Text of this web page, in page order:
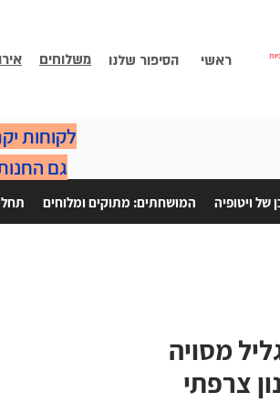
משלוחים הסיפור שלנו ראשי
מסויה
צרפתי
של ויטופיה המושחתים: מתוקים ומלוחים
לקוחות
גם החנות